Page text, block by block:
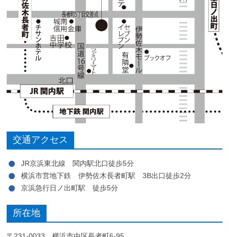
交通アクセス
JR京浜東北線 関内駅北口徒歩5分
横浜市営地下鉄 伊勢佐木長者町駅 3B出口徒歩2分
京浜急行日ノ出町駅 徒歩5分
所在地